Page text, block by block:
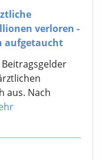
verloren -
aufgetaucht
aus. Nach